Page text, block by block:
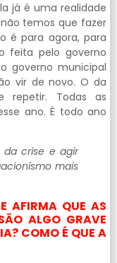
já é uma realidade
temos que fazer
é para agora, para
feita pelo governo
governo municipal
vir de novo. O da
repetir. Todas as
ano. É todo ano
da crise e agir
mais
AFIRMA QUE AS
ALGO GRAVE
COMO É QUE A